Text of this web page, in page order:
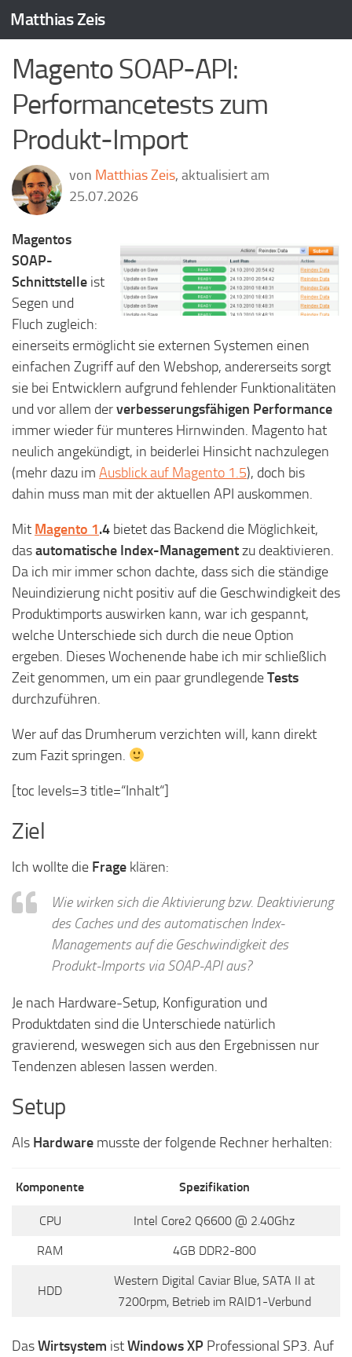
Zum Inhalt springen
Matthias Zeis
Magento SOAP-API:
Performancetests zum
Produkt-Import
von Matthias Zeis, aktualisiert am
25.07.2026
Magentos
SOAP-
Schnittstelle ist
Segen und
Fluch zugleich:
einerseits ermöglicht sie externen Systemen einen
einfachen Zugriff auf den Webshop, andererseits sorgt
sie bei Entwicklern aufgrund fehlender Funktionalitäten
und vor allem derverbesserungsfähigen Performance
immer wieder für munteres Hirnwinden. Magento hat
neulich angekündigt, in beiderlei Hinsicht nachzulegen
(mehr dazu im Ausblick auf Magento 1.5), doch bis
dahin muss man mit der aktuellen API auskommen.
Mit Magento 1.4 bietet das Backend die Möglichkeit,
dasautomatische Index-Managementzu deaktivieren.
Da ich mir immer schon dachte, dass sich die ständige
Neuindizierung nicht positiv auf die Geschwindigkeit des
Produktimports auswirken kann, war ich gespannt,
welche Unterschiede sich durch die neue Option
ergeben. Dieses Wochenende habe ich mir schließlich
Zeit genommen, um ein paar grundlegendeTests
durchzuführen.
Wer auf das Drumherum verzichten will, kann direkt
zum Fazit springen.
[toc levels=3 title=“Inhalt“]
Ziel
Ich wollte die Frage klären:
Wie wirken sich die Aktivierung bzw. Deaktivierung
des Caches und des automatischen Index-
Managements auf die Geschwindigkeit des
Produkt-Imports via SOAP-API aus?
Je nach Hardware-Setup, Konfiguration und
Produktdaten sind die Unterschiede natürlich
gravierend, weswegen sich aus den Ergebnissen nur
Tendenzen ablesen lassen werden.
Setup
Als Hardware musste der folgende Rechner herhalten:
Komponente Spezifikation
CPU
Intel Core2 Q6600 @ 2.40Ghz
RAM
4GB DDR2-800
HDD
Western Digital Caviar Blue, SATA II at
7200rpm, Betrieb im RAID1-Verbund
DasWirtsystem istWindows XP Professional SP3. Auf